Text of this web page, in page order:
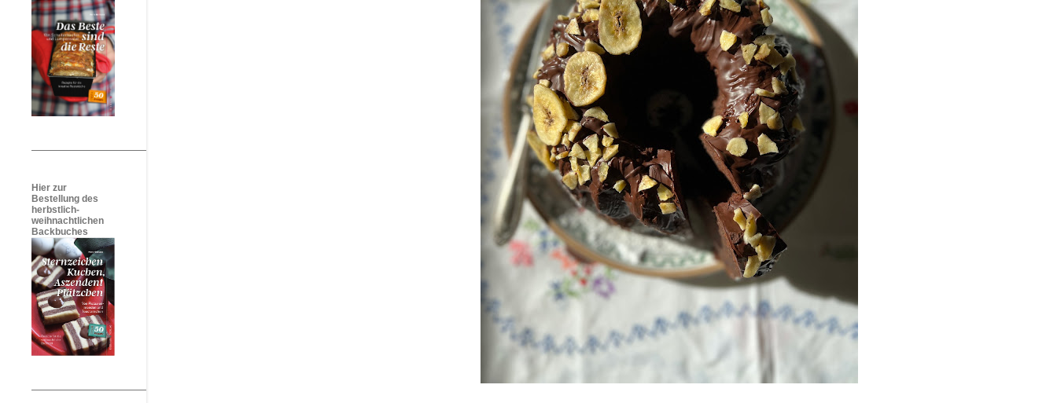
Hier zur
Bestellung des
herbstlich-
weihnachtlichen
Backbuches